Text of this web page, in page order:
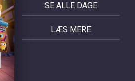
SE ALLE DAGE
LÆS MERE